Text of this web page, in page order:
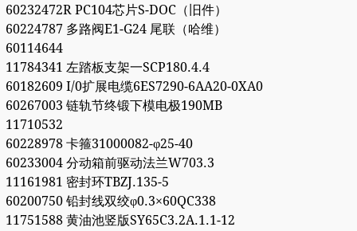
60232472R PC104芯片S-DOC（旧件）
60224787 多路阀E1-G24 尾联（哈维）
60114644
11784341 左踏板支架一SCP180.4.4
60182609 I/0扩展电缆6ES7290-6AA20-0XA0
60267003 链轨节终锻下模电极190MB
11710532
60228978 卡箍31000082-φ25-40
60233004 分动箱前驱动法兰W703.3
11161981 密封环TBZJ.135-5
60200750 铅封线双绞φ0.3×60QC338
11751588 黄油池竖版SY65C3.2A.1.1-12